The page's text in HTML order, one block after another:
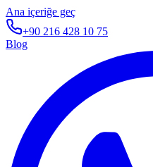
Ana içeriğe geç
+90 216 428 10 75
Blog